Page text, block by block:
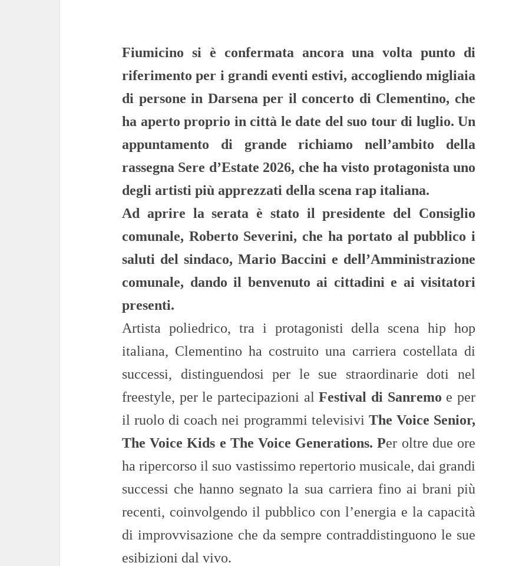
Fiumicino si è confermata ancora una volta punto di
riferimento per i grandi eventi estivi, accogliendo migliaia
di persone in Darsena per il concerto di Clementino, che
ha aperto proprio in città le date del suo tour di luglio. Un
appuntamento di grande richiamo nell’ambito della
rassegna Sere d’Estate 2026, che ha visto protagonista uno
degli artisti più apprezzati della scena rap italiana.
Ad aprire la serata è stato il presidente del Consiglio
comunale, Roberto Severini, che ha portato al pubblico i
saluti del sindaco, Mario Baccini e dell’Amministrazione
comunale, dando il benvenuto ai cittadini e ai visitatori
presenti.
Artista poliedrico, tra i protagonisti della scena hip hop
italiana, Clementino ha costruito una carriera costellata di
successi, distinguendosi per le sue straordinarie doti nel
freestyle, per le partecipazioni alFestival di Sanremo e per
il ruolo di coach nei programmi televisivi The Voice Senior,
The Voice Kids e The Voice Generations. Per oltre due ore
ha ripercorso il suo vastissimo repertorio musicale, dai grandi
successi che hanno segnato la sua carriera fino ai brani più
recenti, coinvolgendo il pubblico con l’energia e la capacità
di improvvisazione che da sempre contraddistinguono le sue
esibizioni dal vivo.